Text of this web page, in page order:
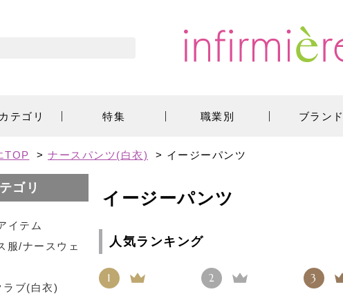
テゴリ 特集 職業別 ブランド
TOP > ナースパンツ(白衣) > イージーパンツ
ゴリ
イテム
服/ナースウェ
ラブ(白衣)
イージーパンツ
人気ランキング
1 2 3